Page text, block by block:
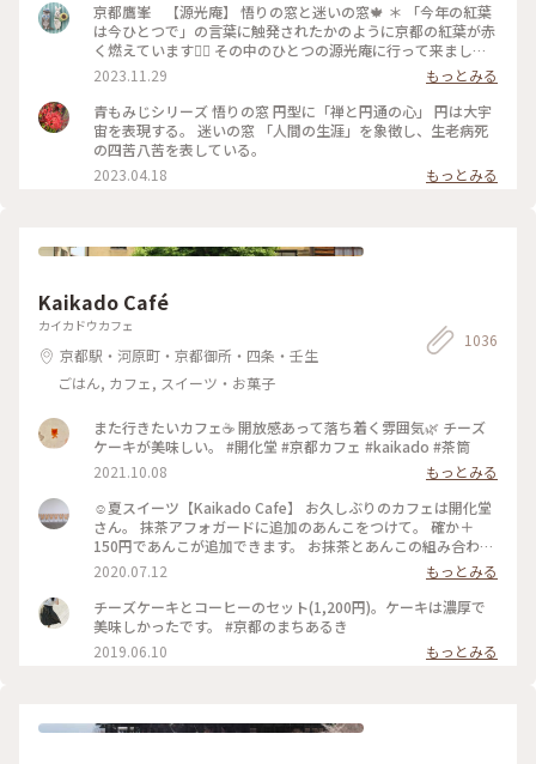
京都鷹峯 【源光庵】 悟りの窓と迷いの窓🍁 ＊ 「今年の紅葉
は今ひとつで」の言葉に触発されたかのように京都の紅葉が赤
く燃えています❤️‍🔥 その中のひとつの源光庵に行って来ました
😊 ＊ 本堂にあるふたつの窓は『そうだ京都行こう』のCMでも
取り上げられた窓です 悟りの窓は円型に［禅と円通］の心を
表し、円は大宇宙を表現する 迷いの窓は角型に［人間の生
涯］を象徴し、生老病死の四苦八苦を表している と、パンフ
レットに書かれていました😊 想像していたより大きな窓で、
実際にはもっと明るいお部屋です🍁 正面から見ると、窓に紅
葉が写らないので💦 だいぶ斜めから撮ったりして頭を使った
見える紅葉が素晴らしく✨ ②景色独り占めする人パート1💦 ③
瞬だけ🤣） 紅葉が反射して床まで赤く染まってました❤️ ＊ ⑤
帰りがけに隣りの小部屋からいい匂いがすると見たら 人形型
の香炉で頭からスッーと煙が出てました😊 ＊ ツアーで団体の
方も来られていましたが 比較的空いている方だと思います😊
🍁 目の前がバス停で地下鉄北大路駅や京都駅からバス🚌出て
ます。 近くに同じく紅葉で有名な光悦寺、常照寺が徒歩圏内に
血天井があって 伏見城が落城した時の自刃した武将の血の付
いた床板を供養の為にこちらに移したものだそうですが 見る
のを忘れてました😅 渡り廊下の天井にあったらしいので、知
庵 #私のことりっぷ旅 #秋さんぽ
2023.11.29
もっとみる
青もみじシリーズ 悟りの窓 円型に「禅と円通の心」 円は大宇
宙を表現する。 迷いの窓 「人間の生涯」を象徴し、生老病死
の四苦八苦を表している。
2023.04.18
もっとみる
Kaikado Café
カイカドウカフェ
京都駅・河原町・京都御所・四条・壬生
ごはん, カフェ, スイーツ・お菓子
1036
また行きたいカフェ☕️ 開放感あって落ち着く雰囲気🌿 チーズ
ケーキが美味しい。 #開化堂 #京都カフェ #kaikado #茶筒
2021.10.08
もっとみる
☺︎夏スイーツ【Kaikado Cafe】 お久しぶりのカフェは開化堂
さん。 抹茶アフォガードに追加のあんこをつけて。 確か＋
150円であんこが追加できます。 お抹茶とあんこの組み合わせ
は大好きなので迷わず追加…♪ちなみにあんこは、大好きな中
村製餡所さんのもの。きっと最中の皮も。以前 #中村製餡所 さ
んご紹介していますので良かったら☺︎ そして暑いので、水出
し茶をチョイス。 振って自分の好きな濃さにして頂きます。
お茶はおかわりも頂けるんですよ◎ ☺︎ 現在は、満席だとテイ
クアウトのみになるそうです。席の予約はできませんが、電話
になり、ばたばたと毎日を過ごしています。なかなか投稿が追
2020.07.12
もっとみる
チーズケーキとコーヒーのセット(1,200円)。ケーキは濃厚で
美味しかったです。 #京都のまちあるき
2019.06.10
もっとみる